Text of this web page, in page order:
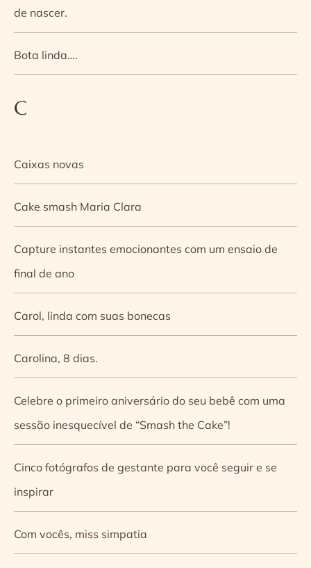
de nascer.
Bota linda….
C
Caixas novas
Cake smash Maria Clara
Capture instantes emocionantes com um ensaio de
final de ano
Carol, linda com suas bonecas
Carolina, 8 dias.
Celebre o primeiro aniversário do seu bebê com uma
sessão inesquecível de “Smash the Cake”!
Cinco fotógrafos de gestante para você seguir e se
inspirar
Com vocês, miss simpatia